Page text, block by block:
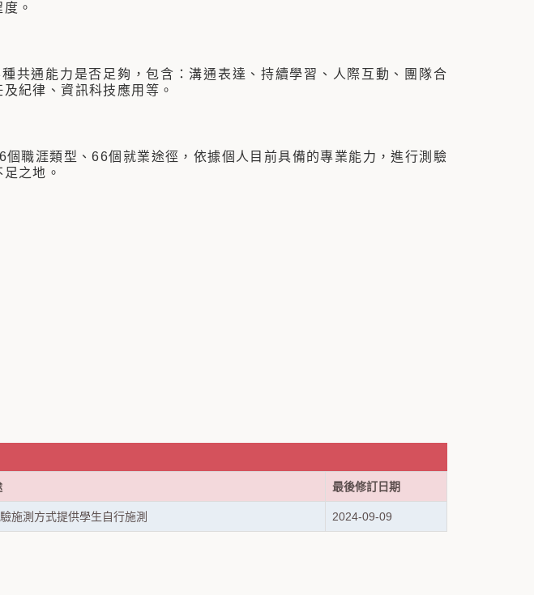
。
共通能力是否足夠，包含：溝通表達、持續學習、人際互動、團隊合
紀律、資訊科技應用等。
職涯類型、66個就業途徑，依據個人目前具備的專業能力，進行測驗
之地。
最後修訂日期
施測方式提供學生自行施測 2024-09-09